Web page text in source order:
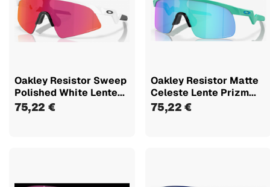
Oakley Resistor Sweep
Polished White Lente...
75,22 €
Oakley Resistor Matte
Celeste Lente Prizm...
75,22 €